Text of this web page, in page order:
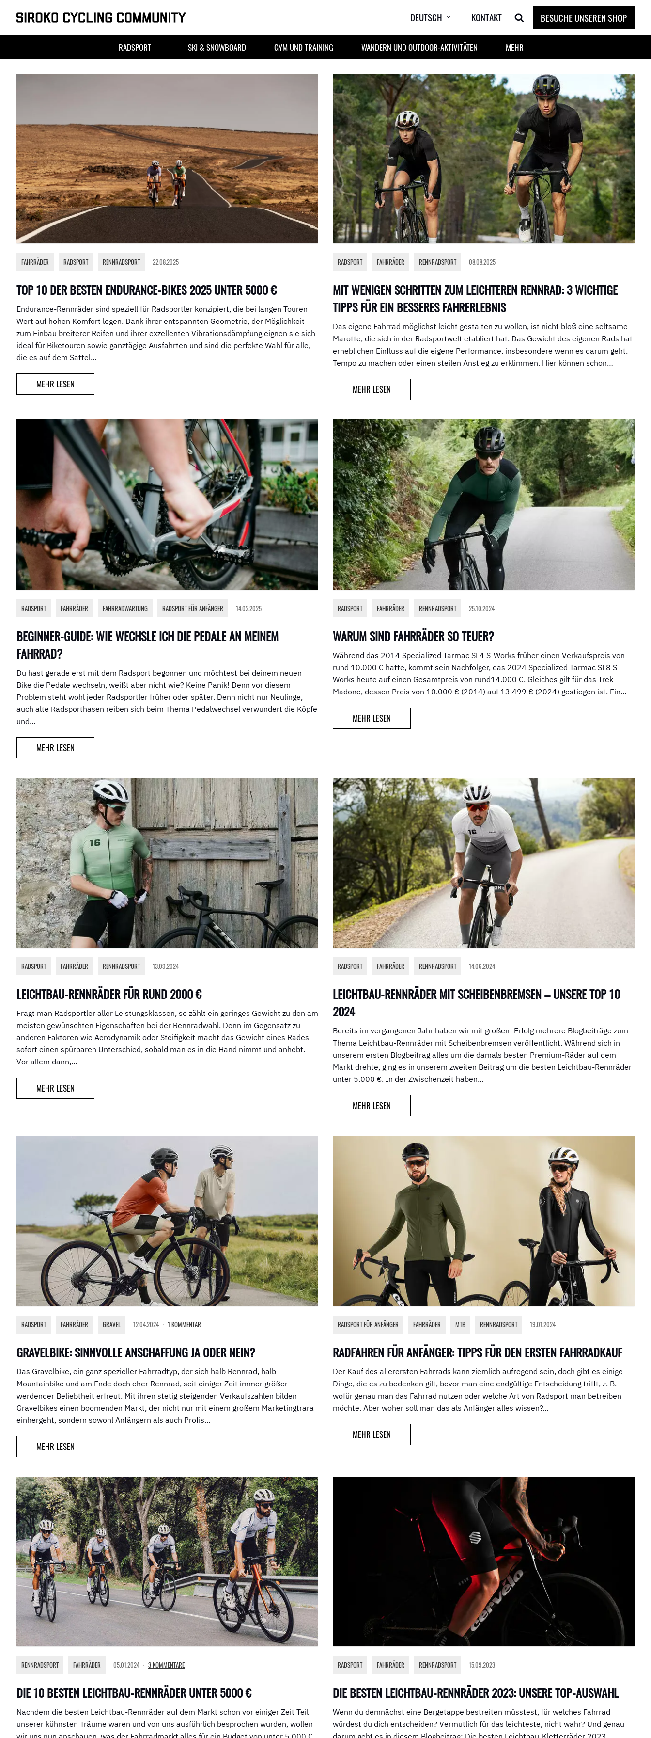
DEUTSCH KONTAKT BESUCHE UNSEREN SHOP
RADSPORT SKI & SNOWBOARD GYM UND TRAINING WANDERN UND OUTDOOR-AKTIVITÄTEN MEHR
TOP 10 DER BESTEN ENDURANCE-BIKES 2025 UNTER 5000 €
FAHRRÄDER RADSPORT RENNRADSPORT 22.08.2025
Endurance-Rennräder sind speziell für Radsportler konzipiert, die bei langen Touren
Wert auf hohen Komfort legen. Dank ihrer entspannten Geometrie, der Möglichkeit
zum Einbau breiterer Reifen und ihrer exzellenten Vibrationsdämpfung eignen sie sich
ideal für Biketouren sowie ganztägige Ausfahrten und sind die perfekte Wahl für alle,
die es auf dem Sattel…
MEHR LESEN
MIT WENIGEN SCHRITTEN ZUM LEICHTEREN RENNRAD: 3 WICHTIGE
TIPPS FÜR EIN BESSERES FAHRERLEBNIS
RADSPORT FAHRRÄDER RENNRADSPORT 08.08.2025
Das eigene Fahrrad möglichst leicht gestalten zu wollen, ist nicht bloß eine seltsame
Marotte, die sich in der Radsportwelt etabliert hat. Das Gewicht des eigenen Rads hat
erheblichen Einfluss auf die eigene Performance, insbesondere wenn es darum geht,
Tempo zu machen oder einen steilen Anstieg zu erklimmen. Hier können schon…
MEHR LESEN
BEGINNER-GUIDE: WIE WECHSLE ICH DIE PEDALE AN MEINEM
FAHRRAD?
RADSPORT FAHRRÄDER FAHRRADWARTUNG RADSPORT FÜR ANFÄNGER 14.02.2025
Du hast gerade erst mit dem Radsport begonnen und möchtest bei deinem neuen
Bike die Pedale wechseln, weißt aber nicht wie? Keine Panik! Denn vor diesem
Problem steht wohl jeder Radsportler früher oder später. Denn nicht nur Neulinge,
auch alte Radsporthasen reiben sich beim Thema Pedalwechsel verwundert die Köpfe
und…
MEHR LESEN
WARUM SIND FAHRRÄDER SO TEUER?
RADSPORT FAHRRÄDER RENNRADSPORT 25.10.2024
Während das 2014 Specialized Tarmac SL4 S-Works früher einen Verkaufspreis von
rund 10.000 € hatte, kommt sein Nachfolger, das 2024 Specialized Tarmac SL8 S-
Works heute auf einen Gesamtpreis von rund14.000 €. Gleiches gilt für das Trek
Madone, dessen Preis von 10.000 € (2014) auf 13.499 € (2024) gestiegen ist. Ein…
MEHR LESEN
LEICHTBAU-RENNRÄDER FÜR RUND 2000 €
RADSPORT FAHRRÄDER RENNRADSPORT 13.09.2024
Fragt man Radsportler aller Leistungsklassen, so zählt ein geringes Gewicht zu den am
meisten gewünschten Eigenschaften bei der Rennradwahl. Denn im Gegensatz zu
anderen Faktoren wie Aerodynamik oder Steifigkeit macht das Gewicht eines Rades
sofort einen spürbaren Unterschied, sobald man es in die Hand nimmt und anhebt.
Vor allem dann,…
MEHR LESEN
LEICHTBAU-RENNRÄDER MIT SCHEIBENBREMSEN – UNSERE TOP 10
2024
RADSPORT FAHRRÄDER RENNRADSPORT 14.06.2024
Bereits im vergangenen Jahr haben wir mit großem Erfolg mehrere Blogbeiträge zum
Thema Leichtbau-Rennräder mit Scheibenbremsen veröffentlicht. Während sich in
unserem ersten Blogbeitrag alles um die damals besten Premium-Räder auf dem
Markt drehte, ging es in unserem zweiten Beitrag um die besten Leichtbau-Rennräder
unter 5.000 €. In der Zwischenzeit haben…
MEHR LESEN
GRAVELBIKE: SINNVOLLE ANSCHAFFUNG JA ODER NEIN?
RADSPORT FAHRRÄDER GRAVEL 12.04.2024 1 KOMMENTAR
Das Gravelbike, ein ganz spezieller Fahrradtyp, der sich halb Rennrad, halb
Mountainbike und am Ende doch eher Rennrad, seit einiger Zeit immer größer
werdender Beliebtheit erfreut. Mit ihren stetig steigenden Verkaufszahlen bilden
Gravelbikes einen boomenden Markt, der nicht nur mit einem großem Marketingtrara
einhergeht, sondern sowohl Anfängern als auch Profis…
MEHR LESEN
RADFAHREN FÜR ANFÄNGER: TIPPS FÜR DEN ERSTEN FAHRRADKAUF
RADSPORT FÜR ANFÄNGER FAHRRÄDER MTB RENNRADSPORT 19.01.2024
Der Kauf des allerersten Fahrrads kann ziemlich aufregend sein, doch gibt es einige
Dinge, die es zu bedenken gilt, bevor man eine endgültige Entscheidung trifft, z. B.
wofür genau man das Fahrrad nutzen oder welche Art von Radsport man betreiben
möchte. Aber woher soll man das als Anfänger alles wissen?…
MEHR LESEN
DIE 10 BESTEN LEICHTBAU-RENNRÄDER UNTER 5000 €
RENNRADSPORT FAHRRÄDER 05.01.2024 3 KOMMENTARE
Nachdem die besten Leichtbau-Rennräder auf dem Markt schon vor einiger Zeit Teil
unserer kühnsten Träume waren und von uns ausführlich besprochen wurden, wollen
DIE BESTEN LEICHTBAU-RENNRÄDER 2023: UNSERE TOP-AUSWAHL
RADSPORT FAHRRÄDER RENNRADSPORT 15.09.2023
Wenn du demnächst eine Bergetappe bestreiten müsstest, für welches Fahrrad
würdest du dich entscheiden? Vermutlich für das leichteste, nicht wahr? Und genau